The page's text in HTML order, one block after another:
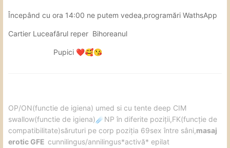
Începând cu ora 14:00 ne putem vedea,programări WathsApp
Cartier Luceafărul reper Bihoreanul
Pupici ❤️🥰😘
️OP/ON(functie de igiena) umed si cu tente deep CIM
swallow(functie de igiena)☄️ NP în diferite poziții,FK(funcție de
compatibilitate)săruturi pe corp poziția 69sex între sâni,masaj
erotic GFE cunnilingus/annilingus*activă* epilat